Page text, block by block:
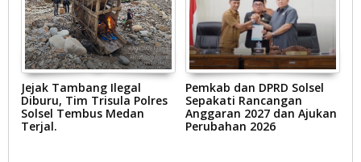
Jejak Tambang Ilegal
Diburu, Tim Trisula Polres
Solsel Tembus Medan
Terjal.
Pemkab dan DPRD Solsel
Sepakati Rancangan
Anggaran 2027 dan Ajukan
Perubahan 2026